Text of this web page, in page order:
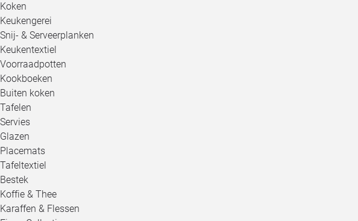
Koken
Keukengerei
Snij- & Serveerplanken
Keukentextiel
Voorraadpotten
Kookboeken
Buiten koken
Tafelen
Servies
Glazen
Placemats
Tafeltextiel
Bestek
Koffie & Thee
Karaffen & Flessen